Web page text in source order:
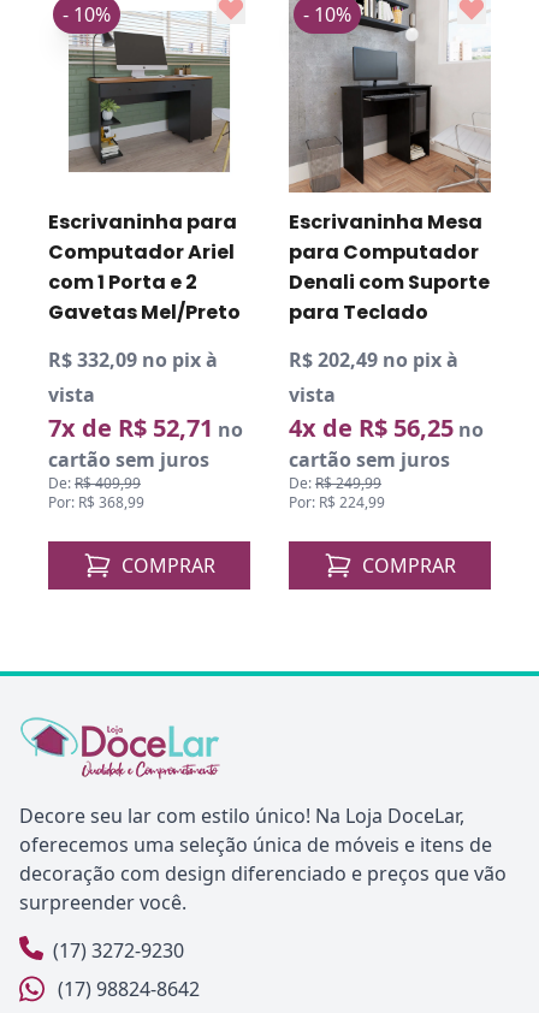
Escrivaninha Mesa
para Computador
Denali com Suporte
para Teclado
R$ 202,49 no pix à
vista
4x de R$ 56,25 no
cartão sem juros
De:R$ 249,99
Por: R$ 224,99
- 10%
COMPRAR
Mesa Para
Computador
Escrivaninha 4115
com 2 Gavetas
R$ 201,60 no pix à
vista
4x de R$ 56,00 no
cartão sem juros
De:R$ 249,39
Por: R$ 224,00
- 10%
COMPRAR
Decore seu lar com estilo único! Na Loja DoceLar,
oferecemos uma seleção única de móveis e itens de
decoração com design diferenciado e preços que vão
surpreender você.
(17) 3272-9230
(17) 98824-8642